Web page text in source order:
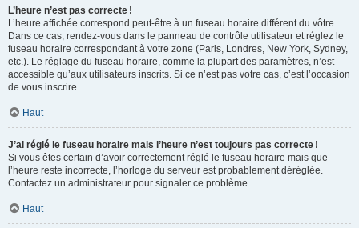
L’heure n’est pas correcte !
L’heure affichée correspond peut-être à un fuseau horaire différent du vôtre.
Dans ce cas, rendez-vous dans le panneau de contrôle utilisateur et réglez le
fuseau horaire correspondant à votre zone (Paris, Londres, New York, Sydney,
etc.). Le réglage du fuseau horaire, comme la plupart des paramètres, n’est
accessible qu’aux utilisateurs inscrits. Si ce n’est pas votre cas, c’est l’occasion
de vous inscrire.
Haut
J’ai réglé le fuseau horaire mais l’heure n’est toujours pas correcte !
Si vous êtes certain d’avoir correctement réglé le fuseau horaire mais que
l’heure reste incorrecte, l’horloge du serveur est probablement déréglée.
Contactez un administrateur pour signaler ce problème.
Haut